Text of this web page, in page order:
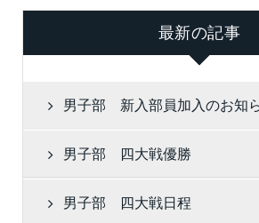
最新の記事
男子部 新入部員加入のお知
男子部 四大戦優勝
男子部 四大戦日程